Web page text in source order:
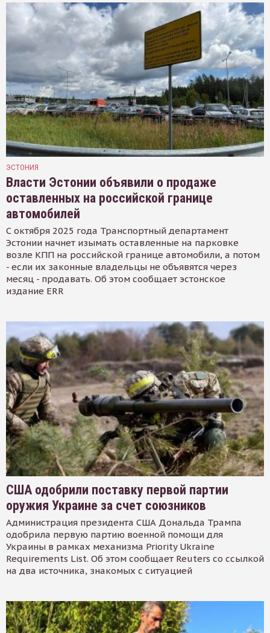
ЭСТОНИЯ
Власти Эстонии объявили о продаже
оставленных на российской границе
автомобилей
С октября 2025 года Транспортный департамент
Эстонии начнет изымать оставленные на парковке
возле КПП на российской границе автомобили, а потом
- если их законные владельцы не объявятся через
месяц - продавать. Об этом сообщает эстонское
издание ERR
США одобрили поставку первой партии
оружия Украине за счет союзников
Администрация президента США Дональда Трампа
одобрила первую партию военной помощи для
Украины в рамках механизма Priority Ukraine
Requirements List. Об этом сообщает Reuters со ссылкой
на два источника, знакомых с ситуацией